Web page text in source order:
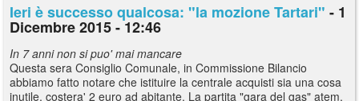
Ieri è successo qualcosa: "la mozione Tartari" - 1
Dicembre 2015 - 12:46
In 7 anni non si puo' mai mancare
Questa sera Consiglio Comunale, in Commissione Bilancio
abbiamo fatto notare che istituire la centrale acquisti sia una cosa
inutile, costera' 2 euro ad abitante. La partita "gara del gas" atem,